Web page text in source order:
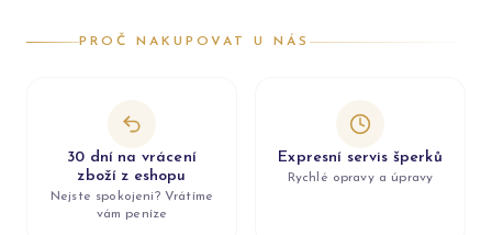
PROČ NAKUPOVAT U NÁS
30 dní na vrácení
zboží z eshopu
Nejste spokojeni? Vrátíme
vám peníze
Expresní servis šperků
Rychlé opravy a úpravy